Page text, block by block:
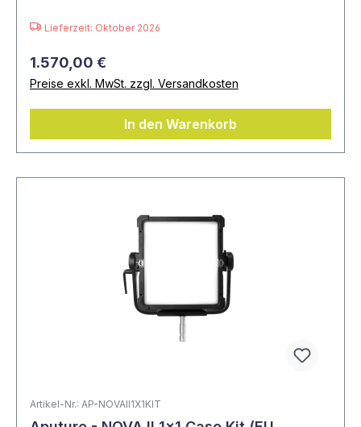
Lieferzeit: Oktober 2026
1.570,00 €
Preise exkl. MwSt. zzgl. Versandkosten
In den Warenkorb
Artikel-Nr.: AP-NOVAII1X1KIT